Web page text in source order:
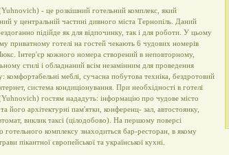
- це розкішний готельний комплекс, який
у центральній частині дивного міста Тернопіль. Даний
підійде як для відпочинку, так і для роботи. У цьому
приватному готелі на гостей чекають 6 чудових номерів
Інтер'єр кожного номера створений в неповторному,
стилі і обладнаний всім незамінним для проведення
комфортабельні меблі, сучасна побутова техніка, бездротовий
система кондиціонування. При необхідності в готелі
гостям нададуть: інформацію про чудове місто
його архітектурні пам'ятки, конференц- зал, автостоянку,
виклик таксі (цілодобово). На першому поверсі
готельного комплексу знаходиться бар-ресторан, в якому
пікантної європейської та української кухні.